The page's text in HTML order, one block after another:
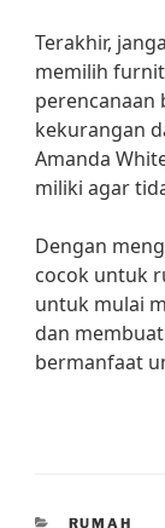
Terakhir,
memilih
perencanaan
kekurangan
Amanda
miliki agar
Dengan
cocok untuk
untuk mulai
dan
bermanfaat
RUMAH